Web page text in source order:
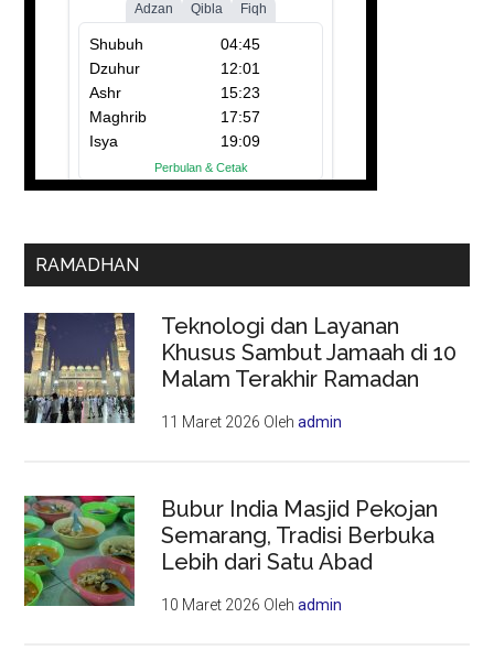
RAMADHAN
Teknologi dan Layanan
Khusus Sambut Jamaah di 10
Malam Terakhir Ramadan
11 Maret 2026 Olehadmin
Bubur India Masjid Pekojan
Semarang, Tradisi Berbuka
Lebih dari Satu Abad
10 Maret 2026 Olehadmin